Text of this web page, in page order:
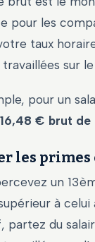
pour les
taux
travaillées sur
pour un
16,48 € brut de
les primes
un
à celui
partez du